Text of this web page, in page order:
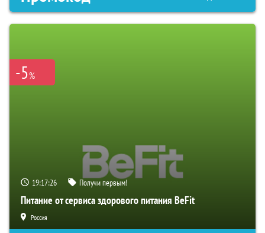
-5%
19:17:25 Получи первым!
Питание от сервиса здорового питания BeFit
Россия